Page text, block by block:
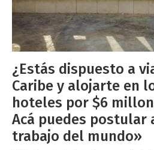
¿Estás dispuesto a
Caribe y alojarte en
hoteles por $6
Acá puedes postular
trabajo del mundo»